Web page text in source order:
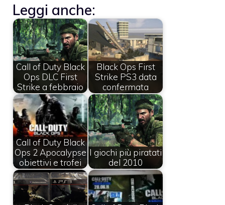
Leggi anche:
Call of Duty Black
Ops DLC First
Strike a febbraio
Black Ops First
Strike PS3 data
confermata
Call of Duty Black
Ops 2 Apocalypse
obiettivi e trofei
I giochi più piratati
del 2010